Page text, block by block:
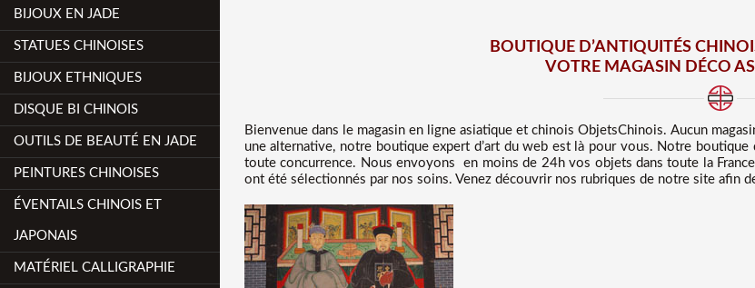
BIJOUX EN JADE
STATUES CHINOISES
BIJOUX ETHNIQUES
DISQUE BI CHINOIS
OUTILS DE BEAUTÉ EN JADE
PEINTURES CHINOISES
ÉVENTAILS CHINOIS ET
JAPONAIS
MATÉRIEL CALLIGRAPHIE
BOUTIQUE D’ANTIQUITÉS
VOTRE MAGASIN DÉCO
Bienvenue dans le magasin en ligne asiatique et chinois ObjetsChinois. Aucun
une alternative, notre boutique expert d’art du web est là pour vous. Notre
toute concurrence. Nousenvoyons en moins de 24h vos objets dans toute la
ont été sélectionnés par nos soins. Venez découvrir nos rubriques de notre site afin